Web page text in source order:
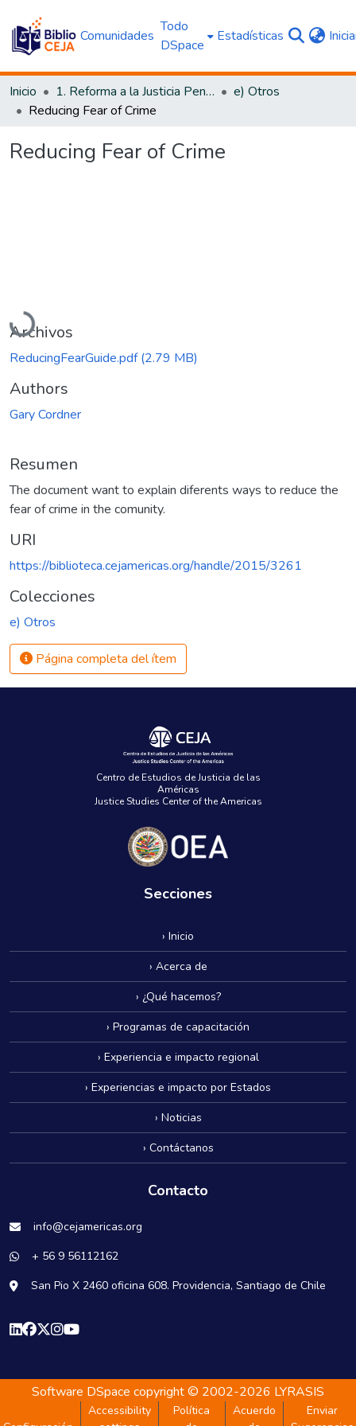
Comunidades
Todo
DSpace
Estadísticas
Inicio 1. Reforma a la Justicia Penal
e) Otros
Reducing Fear of Crime
Reducing Fear of Crime
Cargando...
Archivos
ReducingFearGuide.pdf(2.79 MB)
Authors
Gary Cordner
Resumen
The document want to explain diferents ways to reduce the
fear of crime in the comunity.
URI
https://biblioteca.cejamericas.org/handle/2015/3261
Colecciones
e) Otros
Página completa del ítem
Centro de Estudios de Justicia de las
Américas
Justice Studies Center of the Americas
Secciones
› Inicio
› Acerca de
› ¿Qué hacemos?
› Programas de capacitación
› Experiencia e impacto regional
› Experiencias e impacto por Estados
› Noticias
› Contáctanos
Contacto
info@cejamericas.org
+ 56 9 56112162
San Pio X 2460 oficina 608. Providencia, Santiago de Chile
Software DSpace copyright © 2002-2026 LYRASIS
Accessibility
Política
Acuerdo
Enviar